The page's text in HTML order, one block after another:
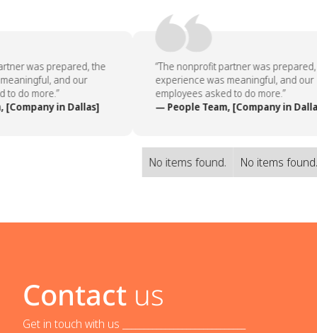
was prepared, the
and our
do more.”
in Dallas]
“The nonprofit partner was prepared,
experience was meaningful, and our
employees asked to do more.”
— People Team, [Company in
No items found. No items
Contact us
Get in touch with us _____________________________